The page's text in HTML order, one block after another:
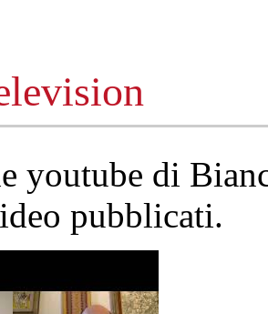
youtube di
pubblicati.